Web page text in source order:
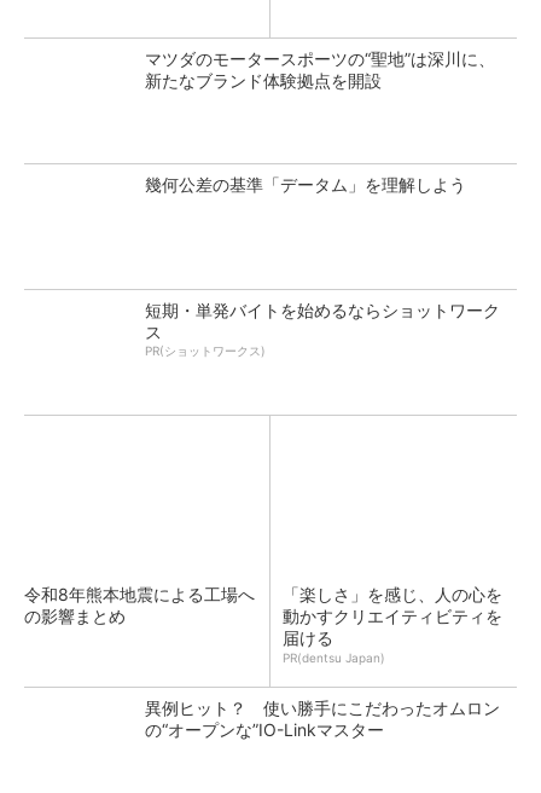
マツダのモータースポーツの“聖地”は深川に、
新たなブランド体験拠点を開設
幾何公差の基準「データム」を理解しよう
短期・単発バイトを始めるならショットワーク
ス
PR(ショットワークス)
令和8年熊本地震による工場へ
の影響まとめ
「楽しさ」を感じ、人の心を
動かすクリエイティビティを
届ける
PR(dentsu Japan)
異例ヒット？ 使い勝手にこだわったオムロン
の“オープンな”IO-Linkマスター